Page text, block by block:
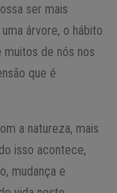
ser mais
árvore, o hábito
de nós nos
que é
a natureza, mais
isso acontece,
mudança e